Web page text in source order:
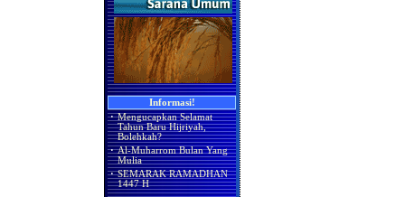
Informasi!
· Mengucapkan Selamat
Tahun Baru Hijriyah,
Bolehkah?
· Al-Muharrom Bulan Yang
Mulia
· SEMARAK RAMADHAN
1447 H